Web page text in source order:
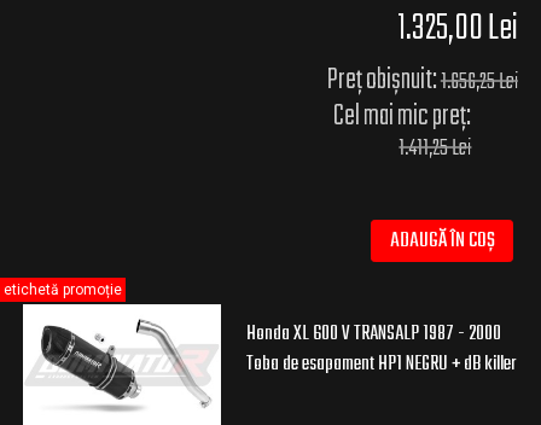
1.325,00 Lei
Preț obișnuit:1.656,25 Lei
Cel mai mic preț:
1.411,25 Lei
ADAUGĂ ÎN COȘ
Honda XL 600 V TRANSALP 1987 - 2000
Toba de esapament HP1 NEGRU + dB killer
etichetă promoție